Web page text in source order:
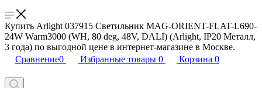
Купить Arlight 037915 Светильник MAG-ORIENT-FLAT-L690-
24W Warm3000 (WH, 80 deg, 48V, DALI) (Arlight, IP20 Металл,
3 года) по выгодной цене в интернет-магазине в Москве.
Сравнение0 Избранные товары 0 Корзина 0